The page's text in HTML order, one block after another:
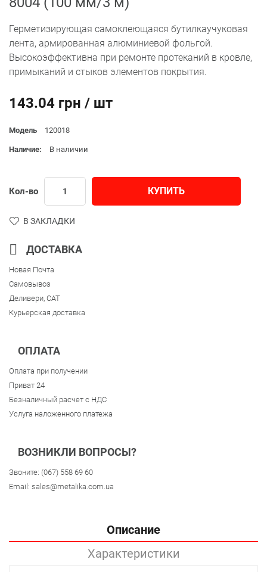
Герметизирующая самоклеющаяся бутилкаучуковая
лента, армированная алюминиевой фольгой.
Высокоэффективна при ремонте протеканий в кровле,
примыканий и стыков элементов покрытия.
143.04 грн / шт
Модель 120018
Наличие: В наличии
Кол-во КУПИТЬ
В ЗАКЛАДКИ
ДОСТАВКА
Новая Почта
Самовывоз
Деливери, CAT
Курьерская доставка
ОПЛАТА
Оплата при получении
Приват 24
Безналичный расчет с НДС
Услуга наложенного платежа
ВОЗНИКЛИ ВОПРОСЫ?
Звоните: (067) 558 69 60
Email: sales@metalika.com.ua
Описание
Характеристики